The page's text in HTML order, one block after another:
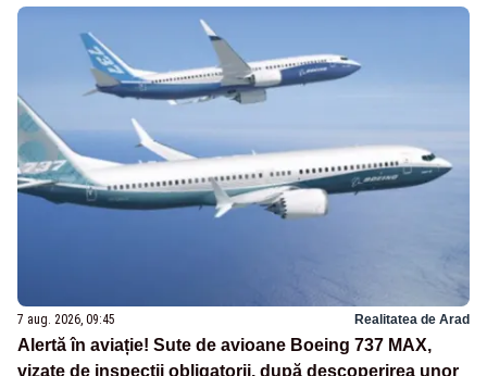
7 aug. 2026, 09:45 Realitatea de Arad
Alertă în aviație! Sute de avioane Boeing 737 MAX,
vizate de inspecții obligatorii, după descoperirea unor